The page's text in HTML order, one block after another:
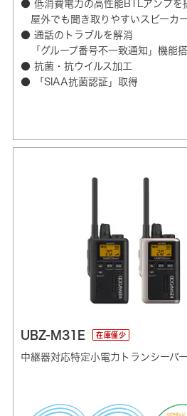
● 低消費電力の高性能BTLアンプを
屋外でも聞き取りやすいスピーカ
● 通話のトラブルを解消
「グループ番号不一致通知」機能
● 抗菌・抗ウイルス加工
● 「SIAA抗菌認証」取得
UBZ-M31E 在庫僅少
中継器対応特定小電力トランシーバー